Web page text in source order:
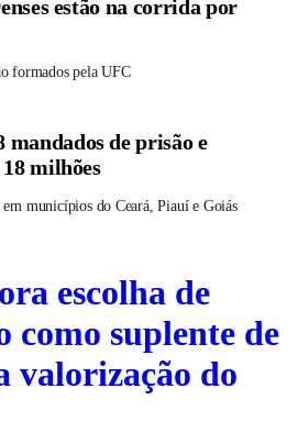
formados pela UFC
mandados de prisão e
milhões
municípios do Ceará, Piauí e Goiás
escolha de
como suplente de
valorização do